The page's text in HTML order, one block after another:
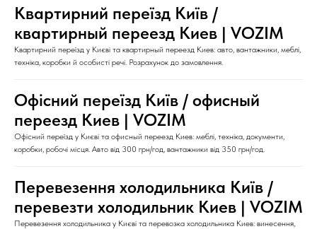
Квартирний переїзд Київ /
квартирный переезд Киев | VOZIM
Квартирний переїзд у Києві та квартирный переезд Киев: авто, вантажники, меблі,
техніка, коробки й особисті речі. Розрахунок до замовлення.
Офісний переїзд Київ / офисный
переезд Киев | VOZIM
Офісний переїзд у Києві та офисный переезд Киев: меблі, техніка, документи,
коробки, робочі місця. Авто від 300 грн/год, вантажники від 350 грн/год.
Перевезення холодильника Київ /
перевезти холодильник Киев | VOZIM
Перевезення холодильника у Києві та перевозка холодильника Киев: винесення,